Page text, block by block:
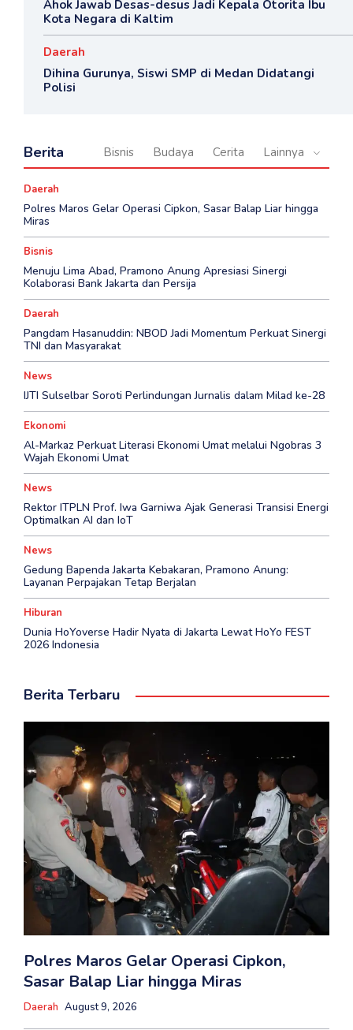
Ahok Jawab Desas-desus Jadi Kepala Otorita Ibu
Kota Negara di Kaltim
Daerah
Dihina Gurunya, Siswi SMP di Medan Didatangi
Polisi
Berita Bisnis Budaya Cerita Lainnya
Daerah
Polres Maros Gelar Operasi Cipkon, Sasar Balap Liar hingga
Miras
Bisnis
Menuju Lima Abad, Pramono Anung Apresiasi Sinergi
Kolaborasi Bank Jakarta dan Persija
Daerah
Pangdam Hasanuddin: NBOD Jadi Momentum Perkuat Sinergi
TNI dan Masyarakat
News
IJTI Sulselbar Soroti Perlindungan Jurnalis dalam Milad ke-28
Ekonomi
Al-Markaz Perkuat Literasi Ekonomi Umat melalui Ngobras 3
Wajah Ekonomi Umat
News
Rektor ITPLN Prof. Iwa Garniwa Ajak Generasi Transisi Energi
Optimalkan AI dan IoT
News
Gedung Bapenda Jakarta Kebakaran, Pramono Anung:
Layanan Perpajakan Tetap Berjalan
Hiburan
Dunia HoYoverse Hadir Nyata di Jakarta Lewat HoYo FEST
2026 Indonesia
Berita Terbaru
Polres Maros Gelar Operasi Cipkon,
Sasar Balap Liar hingga Miras
Daerah August 9, 2026